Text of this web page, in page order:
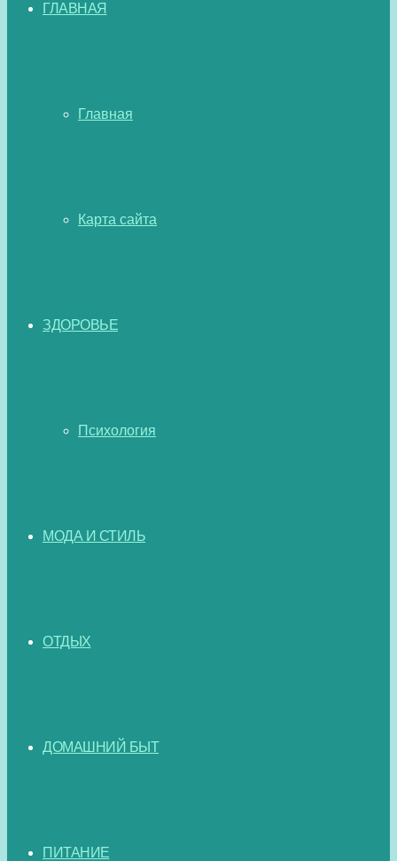
ГЛАВНАЯ
Главная
Карта сайта
ЗДОРОВЬЕ
Психология
МОДА И СТИЛЬ
ОТДЫХ
ДОМАШНИЙ БЫТ
ПИТАНИЕ